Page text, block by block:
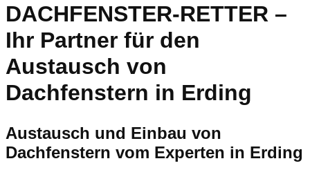
DACHFENSTER-RETTER –
Ihr Partner für den
Austausch von
Dachfenstern in Erding
Austausch und Einbau von
Dachfenstern vom Experten in Erding